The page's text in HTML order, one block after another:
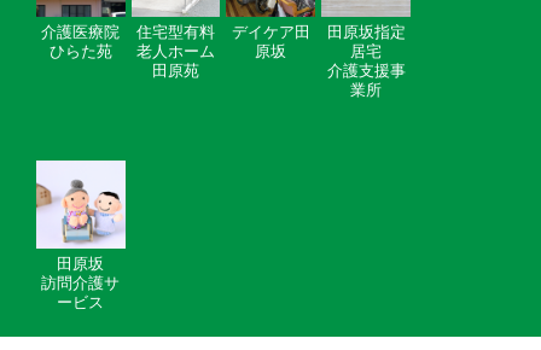
介護医療院
ひらた苑
住宅型有料
老人ホーム
田原苑
デイケア田
原坂
田原坂指定
居宅
介護支援事
業所
田原坂
訪問介護サ
ービス